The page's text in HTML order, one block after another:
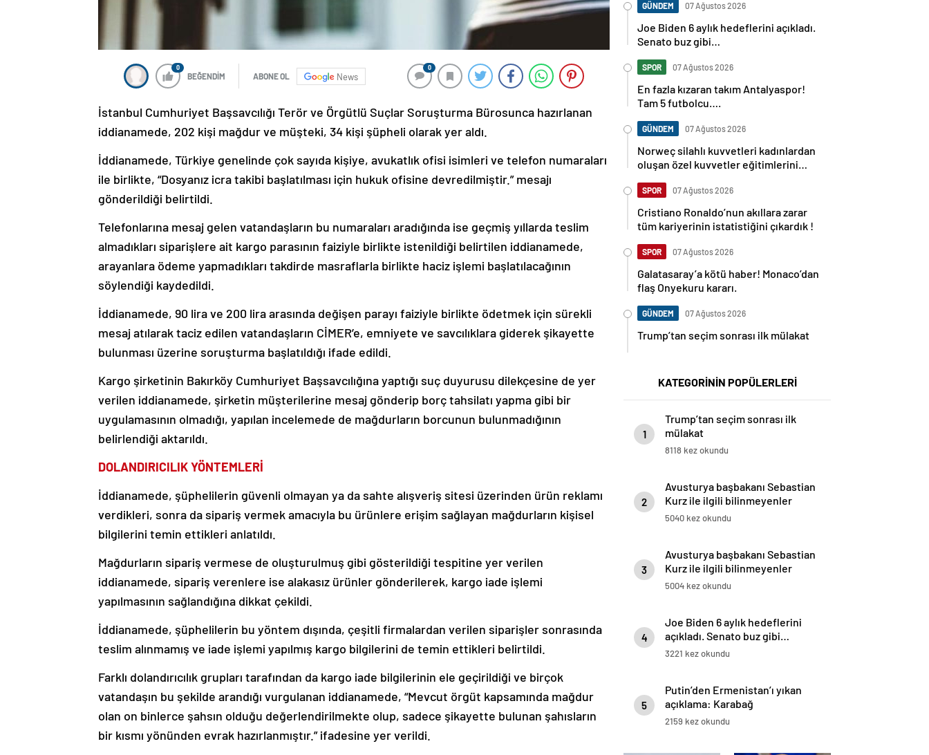
0
BEĞENDİM ABONE OL News
0
İstanbul Cumhuriyet Başsavcılığı Terör ve Örgütlü Suçlar Soruşturma Bürosunca hazırlanan
iddianamede, 202 kişi mağdur ve müşteki, 34 kişi şüpheli olarak yer aldı.
İddianamede, Türkiye genelinde çok sayıda kişiye, avukatlık ofisi isimleri ve telefon numaraları
ile birlikte, “Dosyanız icra takibi başlatılması için hukuk ofisine devredilmiştir.” mesajı
gönderildiği belirtildi.
Telefonlarına mesaj gelen vatandaşların bu numaraları aradığında ise geçmiş yıllarda teslim
almadıkları siparişlere ait kargo parasının faiziyle birlikte istenildiği belirtilen iddianamede,
arayanlara ödeme yapmadıkları takdirde masraflarla birlikte haciz işlemi başlatılacağının
söylendiği kaydedildi.
İddianamede, 90 lira ve 200 lira arasında değişen parayı faiziyle birlikte ödetmek için sürekli
mesaj atılarak taciz edilen vatandaşların CİMER’e, emniyete ve savcılıklara giderek şikayette
bulunması üzerine soruşturma başlatıldığı ifade edildi.
Kargo şirketinin Bakırköy Cumhuriyet Başsavcılığına yaptığı suç duyurusu dilekçesine de yer
verilen iddianamede, şirketin müşterilerine mesaj gönderip borç tahsilatı yapma gibi bir
uygulamasının olmadığı, yapılan incelemede de mağdurların borcunun bulunmadığının
belirlendiği aktarıldı.
DOLANDIRICILIK YÖNTEMLERİ
İddianamede, şüphelilerin güvenli olmayan ya da sahte alışveriş sitesi üzerinden ürün reklamı
verdikleri, sonra da sipariş vermek amacıyla bu ürünlere erişim sağlayan mağdurların kişisel
bilgilerini temin ettikleri anlatıldı.
Mağdurların sipariş vermese de oluşturulmuş gibi gösterildiği tespitine yer verilen
iddianamede, sipariş verenlere ise alakasız ürünler gönderilerek, kargo iade işlemi
yapılmasının sağlandığına dikkat çekildi.
İddianamede, şüphelilerin bu yöntem dışında, çeşitli firmalardan verilen siparişler sonrasında
teslim alınmamış ve iade işlemi yapılmış kargo bilgilerini de temin ettikleri belirtildi.
Farklı dolandırıcılık grupları tarafından da kargo iade bilgilerinin ele geçirildiği ve birçok
vatandaşın bu şekilde arandığı vurgulanan iddianamede, “Mevcut örgüt kapsamında mağdur
olan on binlerce şahsın olduğu değerlendirilmekte olup, sadece şikayette bulunan şahısların
bir kısmı yönünden evrak hazırlanmıştır.” ifadesine yer verildi.
GÜNDEM 07 Ağustos 2026
Joe Biden 6 aylık hedeflerini açıkladı.
Senato buz gibi…
SPOR 07 Ağustos 2026
En fazla kızaran takım Antalyaspor!
Tam 5 futbolcu….
GÜNDEM 07 Ağustos 2026
Norweç silahlı kuvvetleri kadınlardan
oluşan özel kuvvetler eğitimlerini
SPOR 07 Ağustos 2026
Cristiano Ronaldo’nun akıllara zarar
tüm kariyerinin istatistiğini çıkardık !
SPOR 07 Ağustos 2026
Galatasaray’a kötü haber! Monaco’dan
flaş Onyekuru kararı.
GÜNDEM 07 Ağustos 2026
Trump’tan seçim sonrası ilk mülakat
KATEGORİNİN POPÜLERLERİ
1
Trump’tan seçim sonrası ilk
mülakat
8118 kez okundu
2
Avusturya başbakanı Sebastian
Kurz ile ilgili bilinmeyenler
5040 kez okundu
3
Avusturya başbakanı Sebastian
Kurz ile ilgili bilinmeyenler
5004 kez okundu
4
Joe Biden 6 aylık hedeflerini
açıkladı. Senato buz gibi…
3221 kez okundu
5
Putin’den Ermenistan’ı yıkan
açıklama: Karabağ
Azerbaycan’ın ayrılmaz bir
2159 kez okundu